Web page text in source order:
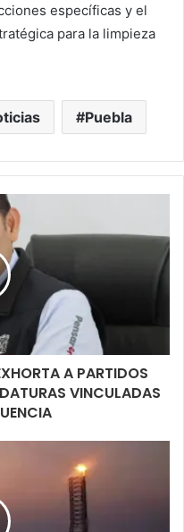
específicas y el
para la limpieza
Puebla
A PARTIDOS
VINCULADAS